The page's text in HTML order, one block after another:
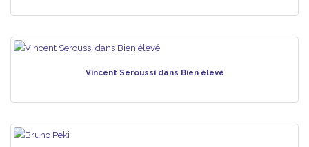
Vincent Seroussi dans Bien élevé